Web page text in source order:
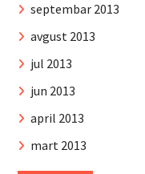
septembar 2013
avgust 2013
jul 2013
jun 2013
april 2013
mart 2013